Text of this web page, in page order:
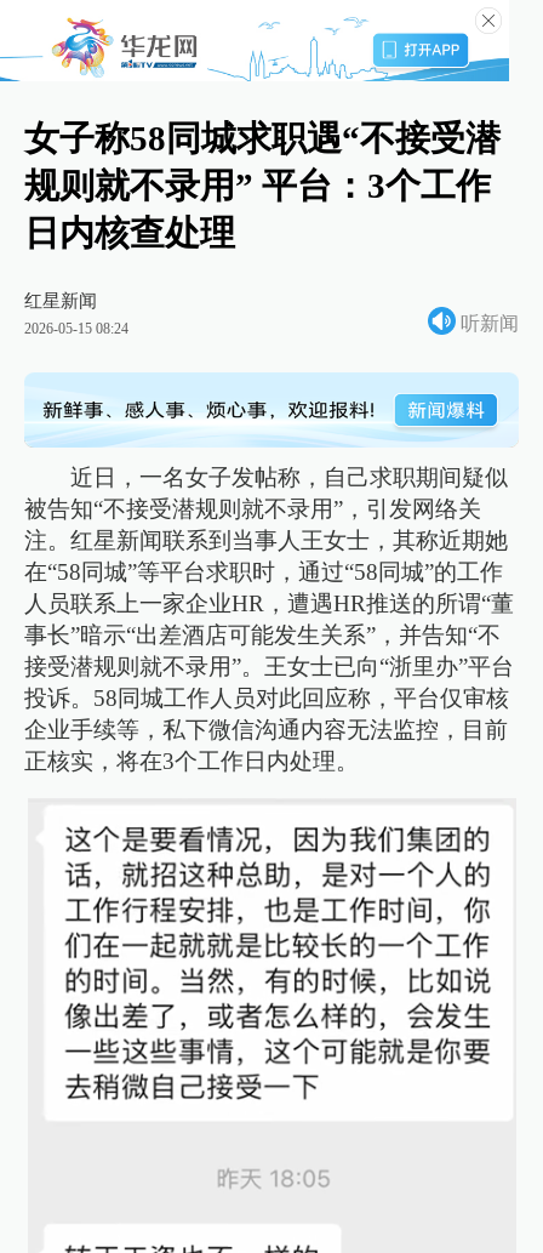
女子称58同城求职遇“不接受潜
规则就不录用” 平台：3个工作
日内核查处理
红星新闻
2026-05-15 08:24 听新闻
近日，一名女子发帖称，自己求职期间疑似
被告知“不接受潜规则就不录用”，引发网络关
注。红星新闻联系到当事人王女士，其称近期她
在“58同城”等平台求职时，通过“58同城”的工作
人员联系上一家企业HR，遭遇HR推送的所谓“董
事长”暗示“出差酒店可能发生关系”，并告知“不
接受潜规则就不录用”。王女士已向“浙里办”平台
投诉。58同城工作人员对此回应称，平台仅审核
企业手续等，私下微信沟通内容无法监控，目前
正核实，将在3个工作日内处理。